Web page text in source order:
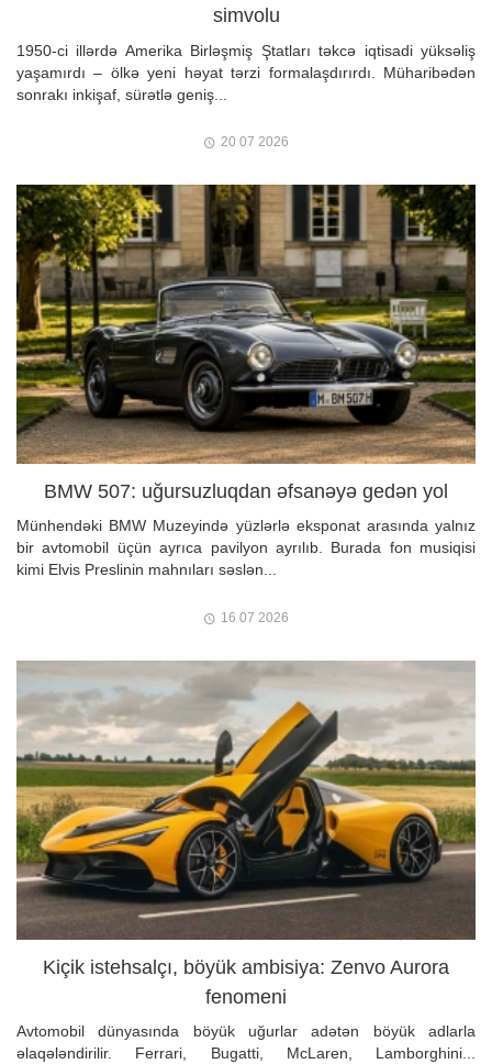
simvolu
1950-ci illərdə Amerika Birləşmiş Ştatları təkcə iqtisadi yüksəliş
yaşamırdı – ölkə yeni həyat tərzi formalaşdırırdı. Müharibədən
sonrakı inkişaf, sürətlə geniş...
20 07 2026
BMW 507: uğursuzluqdan əfsanəyə gedən yol
Münhendəki BMW Muzeyində yüzlərlə eksponat arasında yalnız
bir avtomobil üçün ayrıca pavilyon ayrılıb. Burada fon musiqisi
kimi Elvis Preslinin mahnıları səslən...
16 07 2026
Kiçik istehsalçı, böyük ambisiya: Zenvo Aurora
fenomeni
Avtomobil dünyasında böyük uğurlar adətən böyük adlarla
əlaqələndirilir. Ferrari, Bugatti, McLaren, Lamborghini...